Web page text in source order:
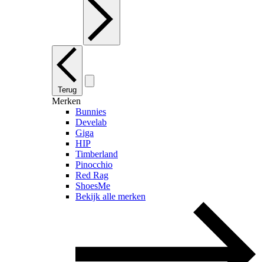
Terug
Merken
Bunnies
Develab
Giga
HIP
Timberland
Pinocchio
Red Rag
ShoesMe
Bekijk alle merken